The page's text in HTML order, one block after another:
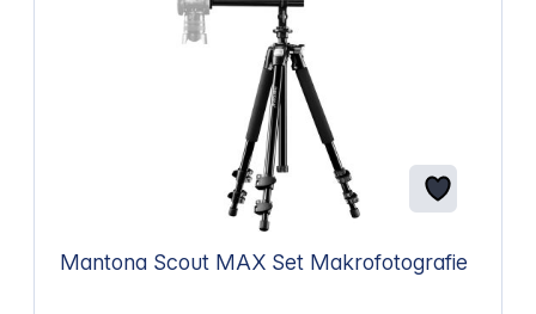
Mantona Scout MAX Set Makrofotografie